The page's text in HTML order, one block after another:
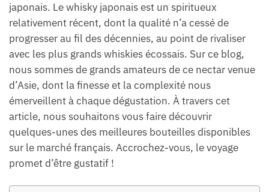
japonais. Le whisky japonais est un spiritueux
relativement récent, dont la qualité n’a cessé de
progresser au fil des décennies, au point de rivaliser
avec les plus grands whiskies écossais. Sur ce blog,
nous sommes de grands amateurs de ce nectar venue
d’Asie, dont la finesse et la complexité nous
émerveillent à chaque dégustation. À travers cet
article, nous souhaitons vous faire découvrir
quelques-unes des meilleures bouteilles disponibles
sur le marché français. Accrochez-vous, le voyage
promet d’être gustatif !